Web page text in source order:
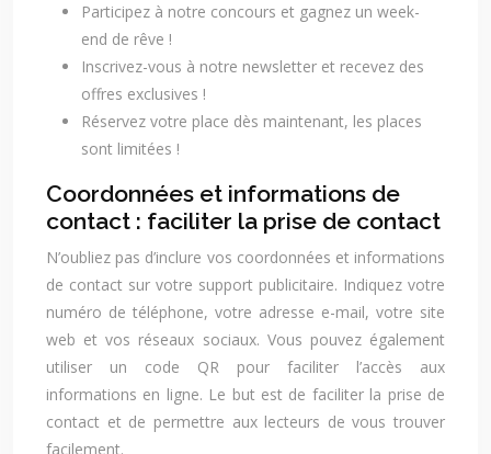
Participez à notre concours et gagnez un week-
end de rêve !
Inscrivez-vous à notre newsletter et recevez des
offres exclusives !
Réservez votre place dès maintenant, les places
sont limitées !
Coordonnées et informations de
contact : faciliter la prise de contact
N’oubliez pas d’inclure vos coordonnées et informations
de contact sur votre support publicitaire. Indiquez votre
numéro de téléphone, votre adresse e-mail, votre site
web et vos réseaux sociaux. Vous pouvez également
utiliser un code QR pour faciliter l’accès aux
informations en ligne. Le but est de faciliter la prise de
contact et de permettre aux lecteurs de vous trouver
facilement.